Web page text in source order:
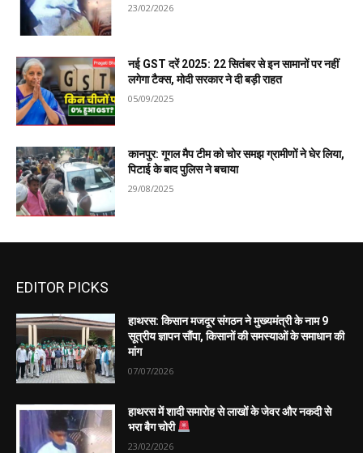
23/02/2026
नई GST दरें 2025: 22 सितंबर से इन सामानों पर नहीं
लगेगा टैक्स, मोदी सरकार ने दी बड़ी राहत
05/09/2025
कानपुर: गूगल मैप टीम को चोर समझ ग्रामीणों ने घेर लिया,
पिटाई के बाद पुलिस ने बचाया
29/08/2025
EDITOR PICKS
हाथरस: किसान मजदूर संगठन ने मुख्यमंत्री के नाम 9
सूत्रीय ज्ञापन सौंपा, किसानों की समस्याओं के समाधान की
मांग
07/07/2026
हाथरस में शादी समारोह से लाखों के जेवर और नकदी से
भरा बैग चोरी
23/02/2026